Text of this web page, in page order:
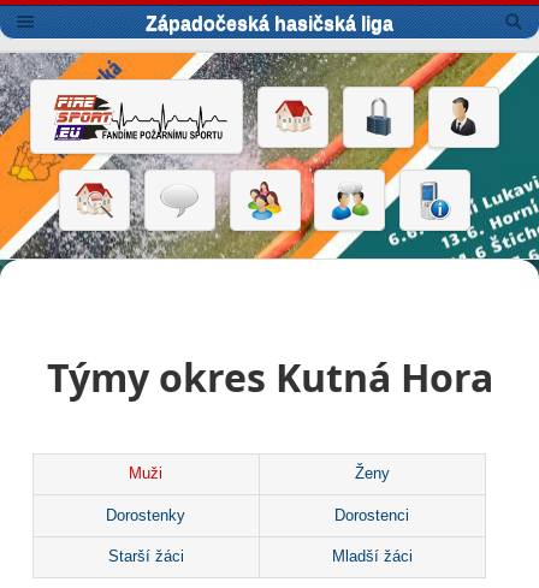
Západočeská hasičská liga
Týmy okres Kutná Hora
Muži Ženy
Dorostenky Dorostenci
Starší žáci Mladší žáci